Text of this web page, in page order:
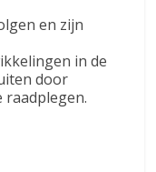
en zijn
in de
door
raadplegen.